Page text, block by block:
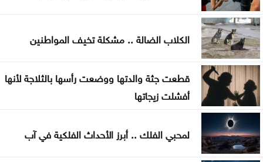
الكلاب الضالة .. مشكلة تخيف المواطنين
قطعت جثة والدتها ووضعت رأسها بالثلاجة لأنها
أفشلت زيجاتها
لمحبي الفلك .. أبرز الأحداث الفلكية في آب